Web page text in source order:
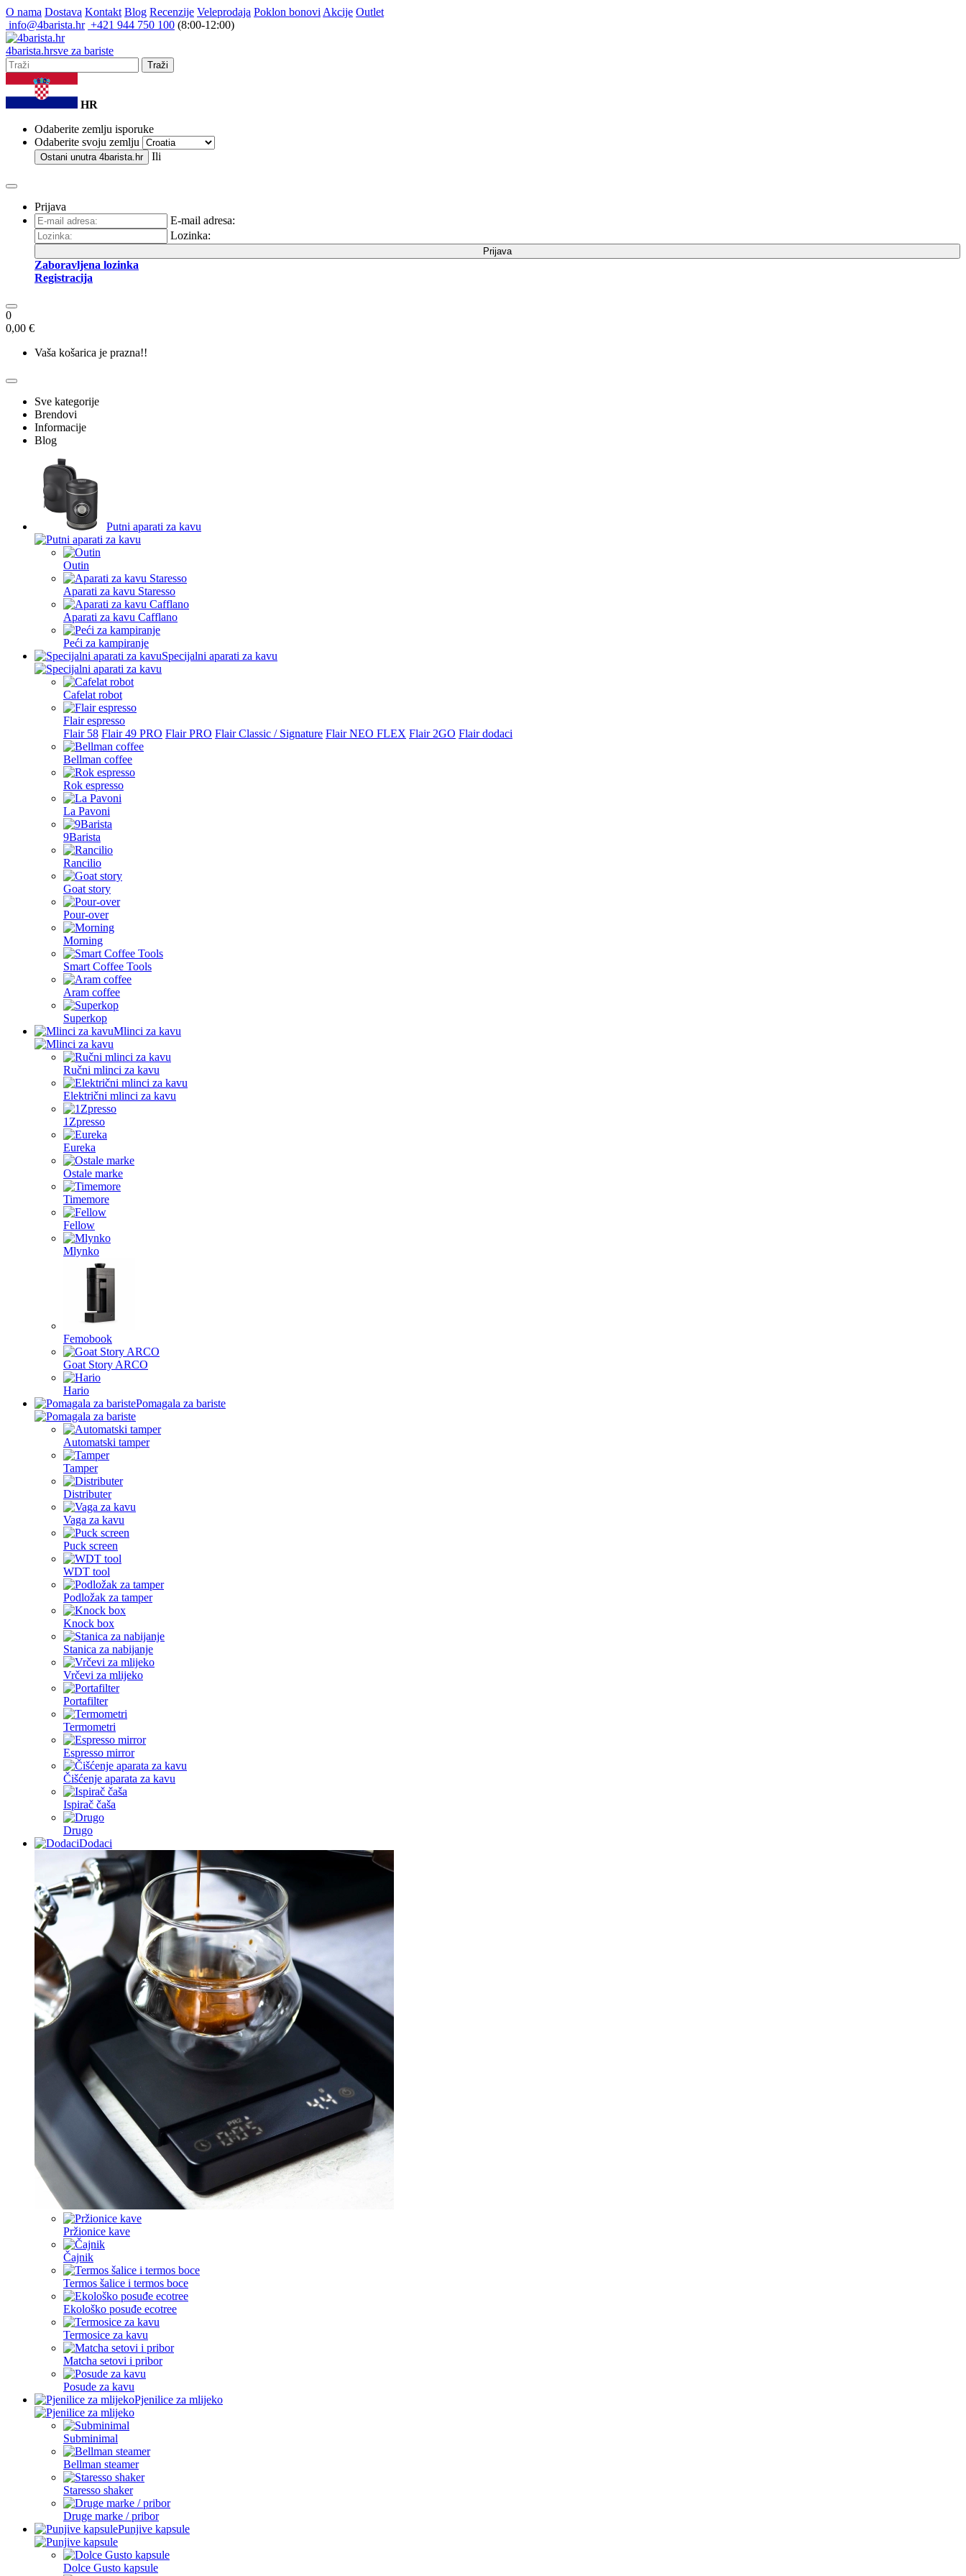
O nama Dostava Kontakt Blog Recenzije Veleprodaja Poklon bonovi Akcije Outlet
info@4barista.hr +421 944 750 100 (8:00-12:00)
4barista.hrsve za bariste
Traži
HR
Odaberite zemlju isporuke
Odaberite svoju zemlju
Ostani unutra 4barista.hr Ili
Prijava
E-mail adresa:
Lozinka:
Prijava
Zaboravljena lozinka
Registracija
0
0,00 €
Vaša košarica je prazna!!
Sve kategorije
Brendovi
Informacije
Blog
Putni aparati za kavu
Outin
Aparati za kavu Staresso
Aparati za kavu Cafflano
Peći za kampiranje
Specijalni aparati za kavu
Cafelat robot
Flair espresso
Flair 58 Flair 49 PRO Flair PRO Flair Classic / Signature Flair NEO FLEX Flair 2GO Flair dodaci
Bellman coffee
Rok espresso
La Pavoni
9Barista
Rancilio
Goat story
Pour-over
Morning
Smart Coffee Tools
Aram coffee
Superkop
Mlinci za kavu
Ručni mlinci za kavu
Električni mlinci za kavu
1Zpresso
Eureka
Ostale marke
Timemore
Fellow
Mlynko
Femobook
Goat Story ARCO
Hario
Pomagala za bariste
Automatski tamper
Tamper
Distributer
Vaga za kavu
Puck screen
WDT tool
Podložak za tamper
Knock box
Stanica za nabijanje
Vrčevi za mlijeko
Portafilter
Termometri
Espresso mirror
Čišćenje aparata za kavu
Ispirač čaša
Drugo
Dodaci
Pržionice kave
Čajnik
Termos šalice i termos boce
Ekološko posuđe ecotree
Termosice za kavu
Matcha setovi i pribor
Posude za kavu
Pjenilice za mlijeko
Subminimal
Bellman steamer
Staresso shaker
Druge marke / pribor
Punjive kapsule
Dolce Gusto kapsule